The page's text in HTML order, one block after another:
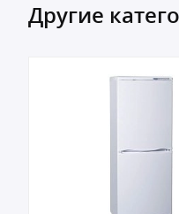
Другие